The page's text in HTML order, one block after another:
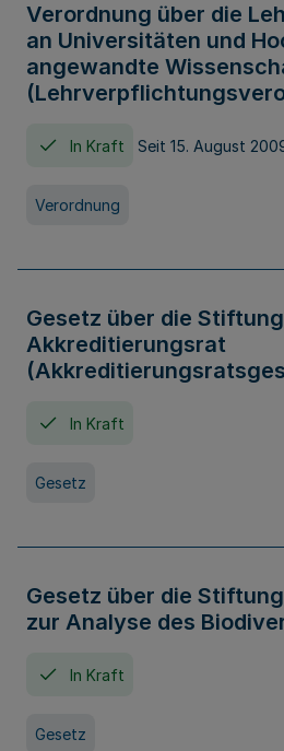
Verordnung über die
an Universitäten und
angewandte
In Kraft Seit 15. August
Verordnung
Gesetz über die Stiftung
Akkreditierungsrat
In Kraft
Gesetz
Gesetz über die
zur Analyse des
In Kraft
Gesetz